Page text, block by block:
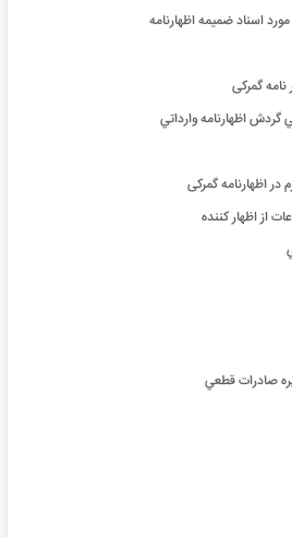
اسناد ضمیمه اظهارنامه
نامه گمرکی
گردش اظهارنامه وارداتي
در اظهارنامه گمرکی
از اظهار کننده
صادرات قطعي